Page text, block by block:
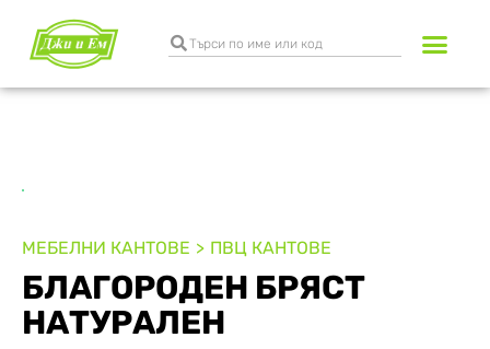
МЕБЕЛНИ КАНТОВЕ ПВЦ КАНТОВЕ
БЛАГОРОДЕН БРЯСТ
НАТУРАЛЕН